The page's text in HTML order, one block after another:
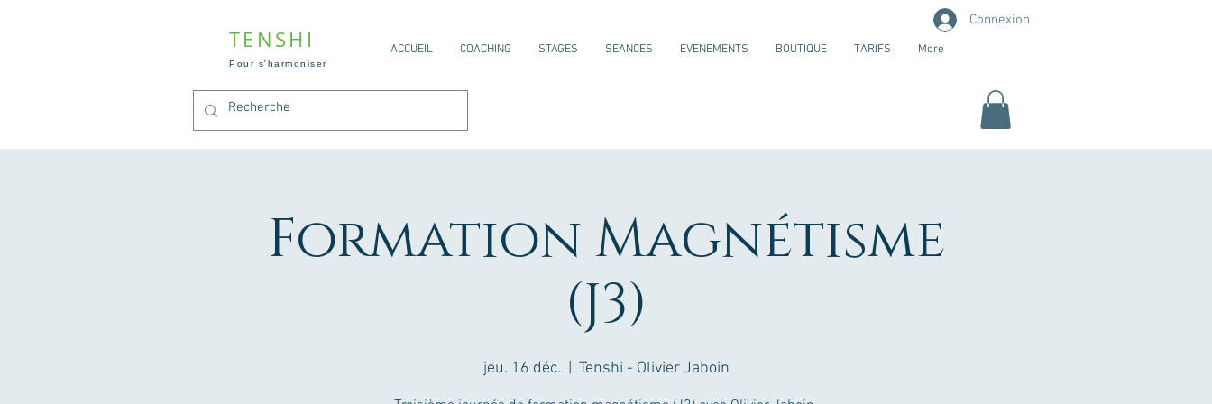
TENSHI
Pour s'harmoniser
ACCUEIL COACHING STAGES SEANCES EVENEMENTS BOUTIQUE TARIFS More
Connexion
Formation Magnétisme
(J3)
jeu. 16 déc. Tenshi - Olivier Jaboin